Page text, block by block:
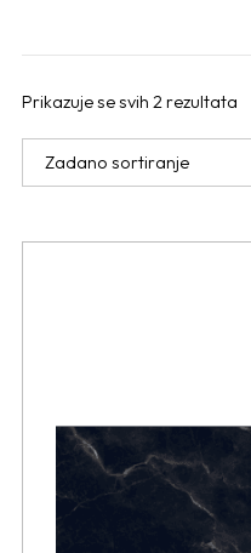
Prikazuje se svih 2 rezultata